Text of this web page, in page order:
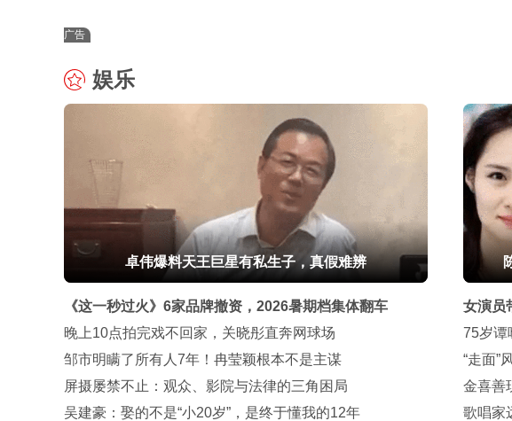
广告
娱乐
卓伟爆料天王巨星有私生子，真假难辨
《这一秒过火》6家品牌撤资，2026暑期档集体翻车
晚上10点拍完戏不回家，关晓彤直奔网球场
邹市明瞒了所有人7年！冉莹颖根本不是主谋
屏摄屡禁不止：观众、影院与法律的三角困局
吴建豪：娶的不是“小20岁”，是终于懂我的12年
女演员
75岁谭
“走面”
金喜善
歌唱家